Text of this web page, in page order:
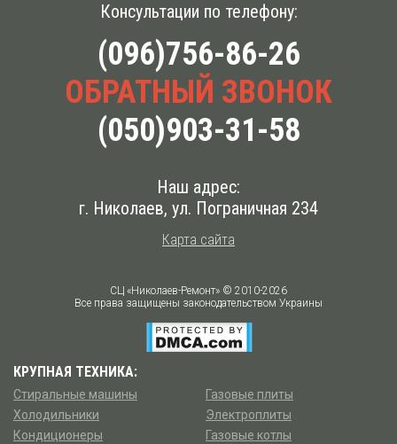
Консультации по телефону:
(096)756-86-26
ОБРАТНЫЙ ЗВОНОК
(050)903-31-58
Наш адрес:
г. Николаев, ул. Пограничная 234
Карта сайта
СЦ «Николаев-Ремонт» © 2010-2026
Все права защищены законодательством Украины
КРУПНАЯ ТЕХНИКА:
Стиральные машины
Холодильники
Кондиционеры
Газовые плиты
Электроплиты
Газовые котлы